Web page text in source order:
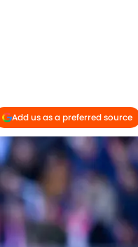
Add us as a preferred source